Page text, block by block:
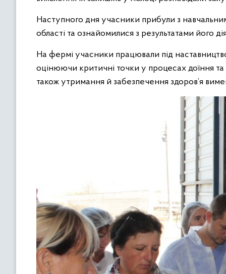
Наступного дня учасники прибули з
області та ознайомилися з результатами його
На фермі учасники працювали під
оцінюючи критичні точки у процесах доїння
також утримання й забезпечення здоров’я